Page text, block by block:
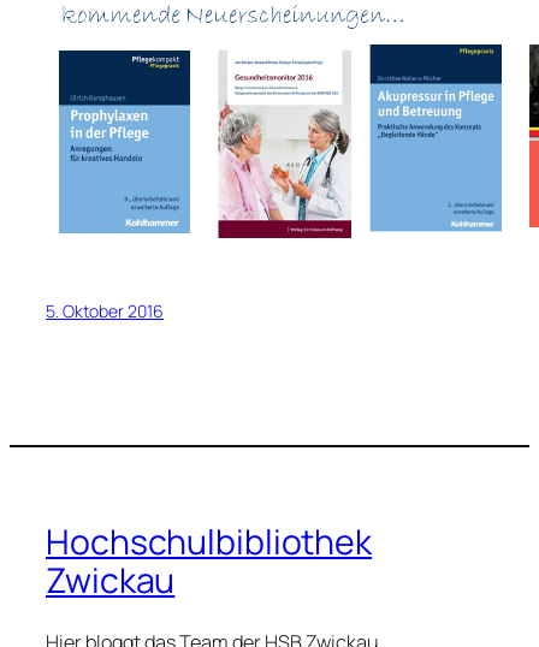
5. Oktober 2016
Hochschulbibliothek
Zwickau